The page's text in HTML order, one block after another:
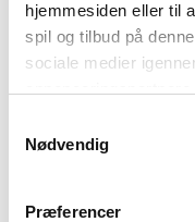
hjemmesiden eller til
spil og tilbud på
sociale medier
Du kan læse mere
"Detaljer" eller ved
Nødvendig
Præferencer